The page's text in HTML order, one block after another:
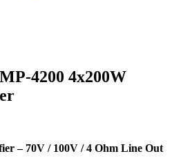
4200 4x200W
– 70V / 100V / 4 Ohm Line Out